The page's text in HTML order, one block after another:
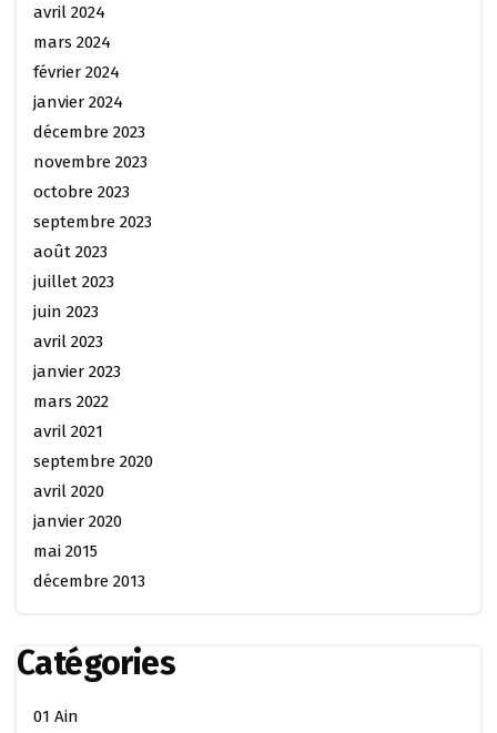
avril 2024
mars 2024
février 2024
janvier 2024
décembre 2023
novembre 2023
octobre 2023
septembre 2023
août 2023
juillet 2023
juin 2023
avril 2023
janvier 2023
mars 2022
avril 2021
septembre 2020
avril 2020
janvier 2020
mai 2015
décembre 2013
Catégories
01 Ain